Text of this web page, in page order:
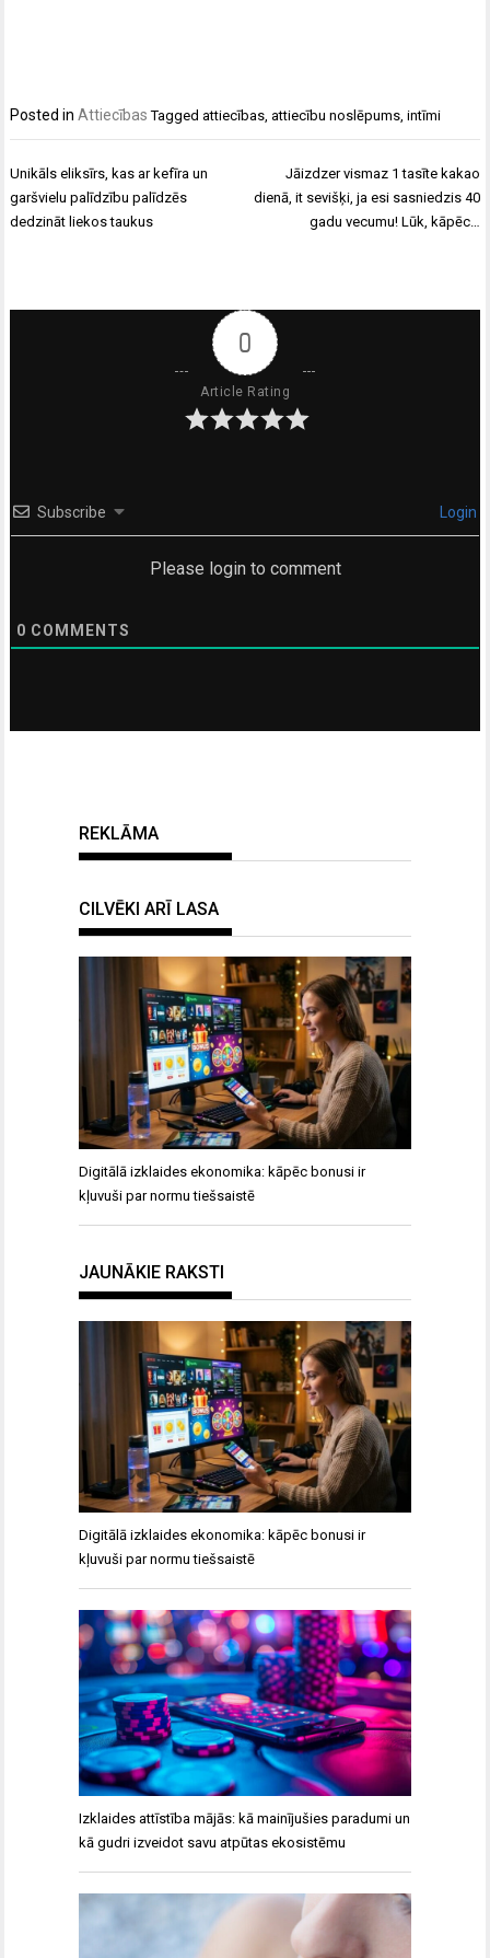
Posted inAttiecības Taggedattiecības,attiecību noslēpums,intīmi
Ziņu
izvēlne
Unikāls eliksīrs, kas ar kefīra un
garšvielu palīdzību palīdzēs
dedzināt liekos taukus
Jāizdzer vismaz 1 tasīte kakao
dienā, it sevišķi, ja esi sasniedzis 40
gadu vecumu! Lūk, kāpēc…
0
Article Rating
Subscribe Login
Please login to comment
0 COMMENTS
REKLĀMA
CILVĒKI ARĪ LASA
Digitālā izklaides ekonomika: kāpēc bonusi ir
kļuvuši par normu tiešsaistē
JAUNĀKIE RAKSTI
Digitālā izklaides ekonomika: kāpēc bonusi ir
kļuvuši par normu tiešsaistē
Izklaides attīstība mājās: kā mainījušies paradumi un
kā gudri izveidot savu atpūtas ekosistēmu